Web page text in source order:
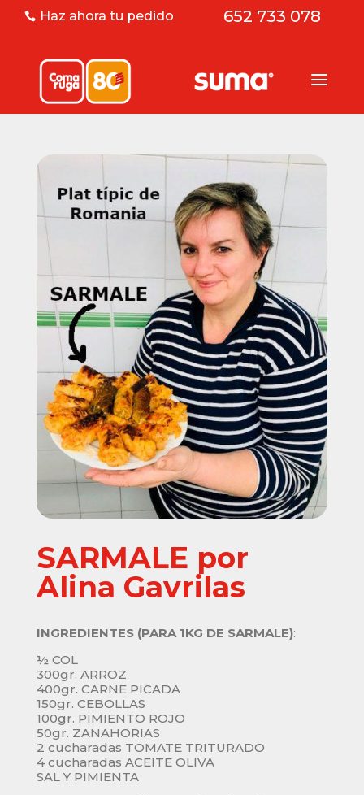
 Haz ahora tu pedido 652 733 078
SARMALE por
Alina Gavrilas
INGREDIENTES (PARA 1KG DE SARMALE):
½ COL
300gr. ARROZ
400gr. CARNE PICADA
150gr. CEBOLLAS
100gr. PIMIENTO ROJO
50gr. ZANAHORIAS
2 cucharadas TOMATE TRITURADO
4 cucharadas ACEITE OLIVA
SAL Y PIMIENTA